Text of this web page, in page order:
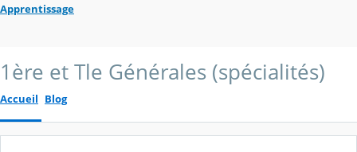
Apprentissage
1ère et Tle Générales (spécialités)
Accueil Blog